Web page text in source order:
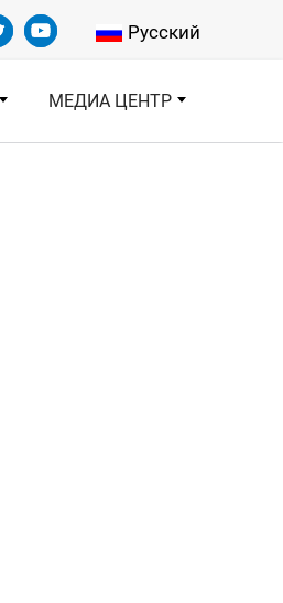
Select your
Русский
МЕДИА ЦЕНТР